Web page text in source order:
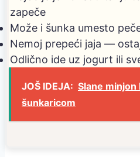
zapeče
Može i šunka umesto
Nemoj prepeći jaja —
Odlično ide uz jogurt ili
JOŠ IDEJA: Slane minjon
šunkaricom